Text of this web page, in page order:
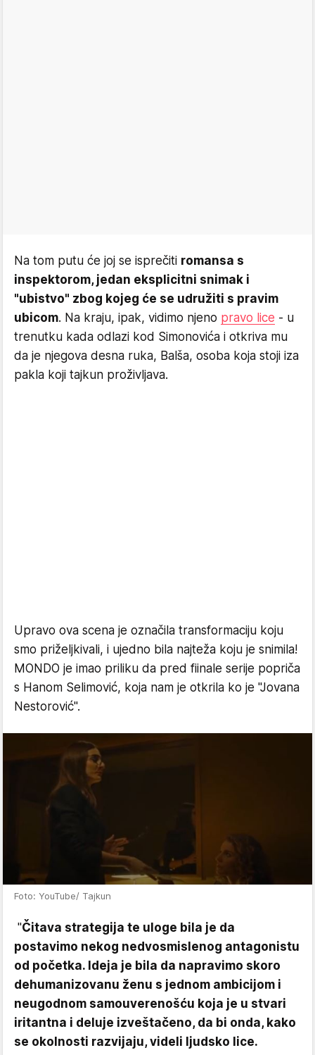
Na tom putu će joj se isprečiti romansa s
inspektorom, jedan eksplicitni snimak i
"ubistvo" zbog kojeg će se udružiti s pravim
ubicom. Na kraju, ipak, vidimo njeno pravo lice - u
trenutku kada odlazi kod Simonovića i otkriva mu
da je njegova desna ruka, Balša, osoba koja stoji iza
pakla koji tajkun proživljava.
Upravo ova scena je označila transformaciju koju
smo priželjkivali, i ujedno bila najteža koju je snimila!
MONDO je imao priliku da pred fiinale serije popriča
s Hanom Selimović, koja nam je otkrila ko je "Jovana
Nestorović".
Foto: YouTube/ Tajkun
"Čitava strategija te uloge bila je da
postavimo nekog nedvosmislenog antagonistu
od početka. Ideja je bila da napravimo skoro
dehumanizovanu ženu s jednom ambicijom i
neugodnom samouverenošću koja je u stvari
iritantna i deluje izveštačeno, da bi onda, kako
se okolnosti razvijaju, videli ljudsko lice.